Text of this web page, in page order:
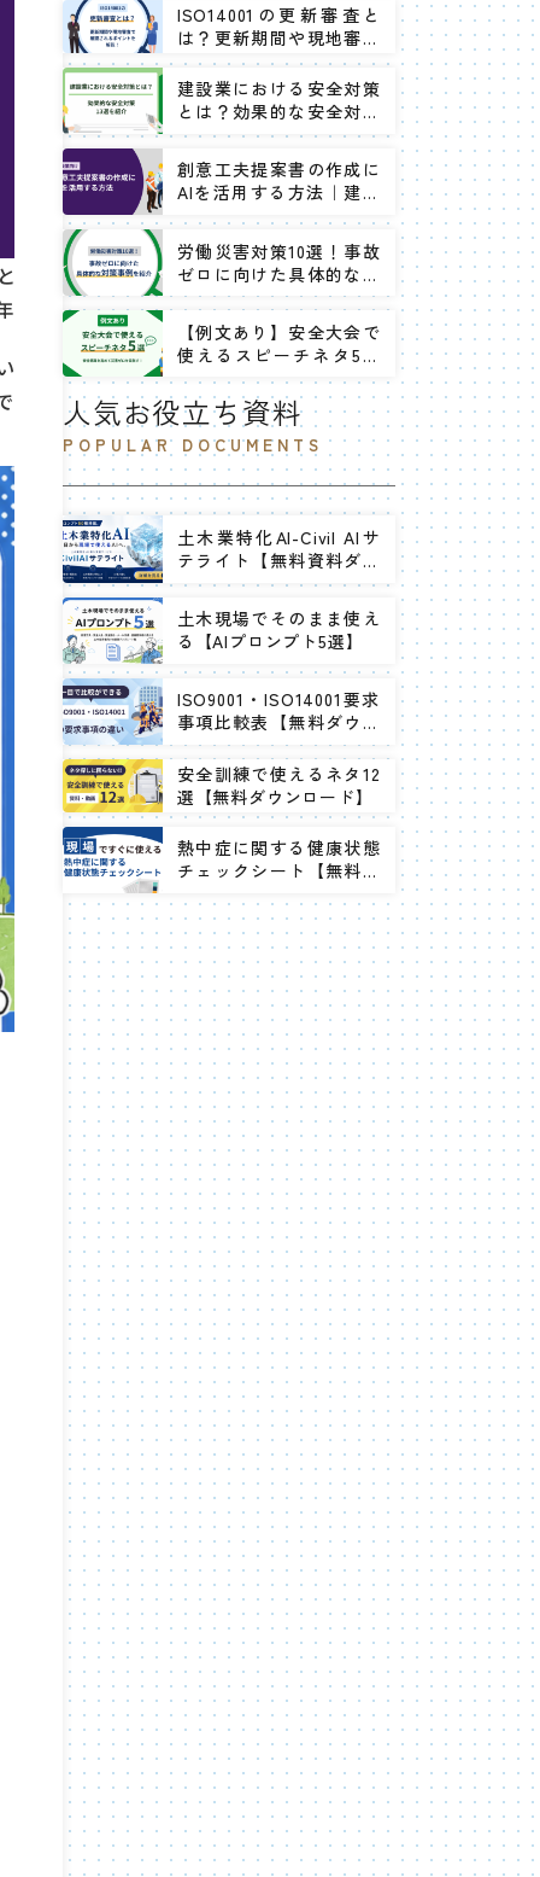
ISO14001の更新審査と
は？更新期間や現地審査
で確認されるポイントを
解説！
建設業における安全対策
とは？効果的な安全対策
13選を紹介
創意工夫提案書の作成に
AIを活用する方法｜建設
労働災害対策10選！事故
ゼロに向けた具体的な対
策事例を紹介
【例文あり】安全大会で
使えるスピーチネタ5選
｜安全意識を高めて災害
ゼロを目指す！
人気お役立ち資料
POPULAR DOCUMENTS
土木業特化AI-Civil AIサ
テライト【無料資料ダウ
ンロード】
土木現場でそのまま使え
る【AIプロンプト5選】
ISO9001・ISO14001要求
事項比較表【無料ダウン
ロード】
安全訓練で使えるネタ12
選【無料ダウンロード】
熱中症に関する健康状態
チェックシート【無料ダ